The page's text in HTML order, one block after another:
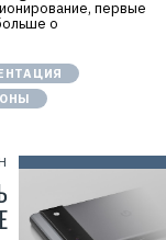
первые
о